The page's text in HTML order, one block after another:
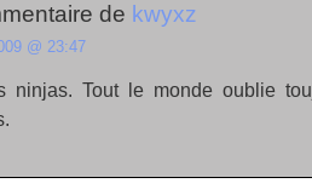
de kwyxz
@ 23:47
ninjas. Tout le monde oublie